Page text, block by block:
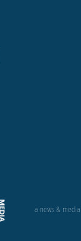
a news &